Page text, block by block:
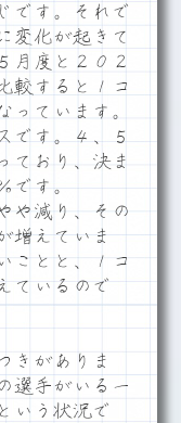
です。それで
変化が起きて
月度と２０２
較すると１コ
っています。
です。４、５
ており、決ま
です。
や減り、その
増えていま
ことと、１コ
ているので
きがありま
選手がいる一
いう状況で